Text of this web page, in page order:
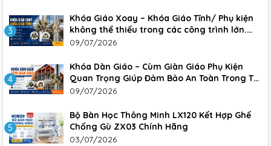
3
Khóa Giáo Xoay – Khóa Giáo Tĩnh/ Phụ kiện
không thể thiếu trong các công trình lớn.
Đảm bảo sự an toàn, chắc chắn cho công
09/07/2026
4
Khóa Dàn Giáo – Cùm Giàn Giáo Phụ Kiện
Quan Trọng Giúp Đảm Bảo An Toàn Trong Thi
Công Xây Dựng
09/07/2026
5
Bộ Bàn Học Thông Minh LX120 Kết Hợp Ghế
Chống Gù ZX03 Chính Hãng
03/07/2026